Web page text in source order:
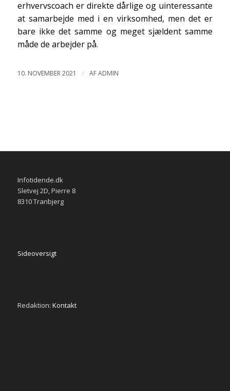
erhvervscoach er direkte dårlige og uinteressante
at samarbejde med i en virksomhed, men det er
bare ikke det samme og meget sjældent samme
måde de arbejder på.
10. NOVEMBER 2021 / AFADMIN
Infotidende.dk
Sletvej 2D, Pierre 8
8310 Tranbjerg
Sideoversigt
Redaktion: Kontakt